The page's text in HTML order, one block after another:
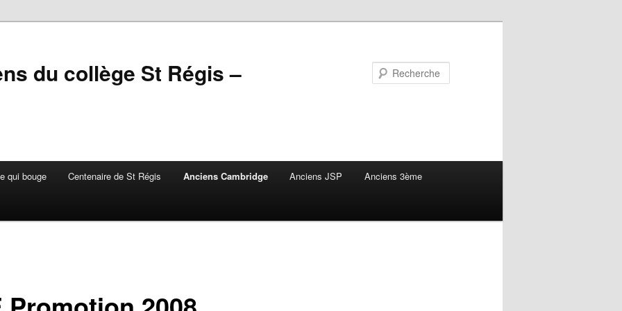
du collège St Régis –
qui bouge Centenaire de St Régis Anciens Cambridge Anciens JSP Anciens 3ème